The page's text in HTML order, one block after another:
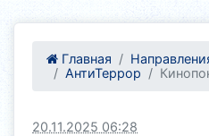
Главная
АнтиТеррор
20.11.2025 06:28